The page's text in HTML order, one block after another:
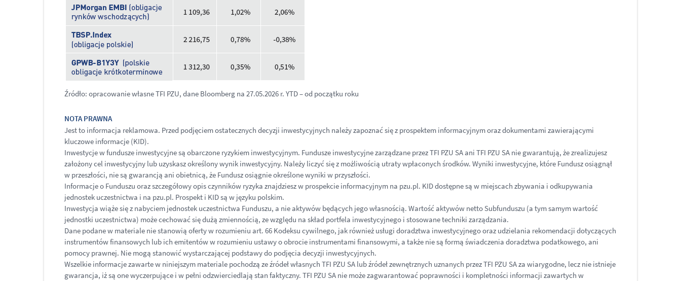
Źródło: opracowanie własne TFI PZU, dane Bloomberg na 27.05.2026 r. YTD – od początku roku
NOTA PRAWNA
Jest to informacja reklamowa. Przed podjęciem ostatecznych decyzji inwestycyjnych należy zapoznać się z prospektem informacyjnym oraz dokumentami zawierającymi
kluczowe informacje (KID).
Inwestycje w fundusze inwestycyjne są obarczone ryzykiem inwestycyjnym. Fundusze inwestycyjne zarządzane przez TFI PZU SA ani TFI PZU SA nie gwarantują, że zrealizujesz
założony cel inwestycyjny lub uzyskasz określony wynik inwestycyjny. Należy liczyć się z możliwością utraty wpłaconych środków. Wyniki inwestycyjne, które Fundusz osiągnął
w przeszłości, nie są gwarancją ani obietnicą, że Fundusz osiągnie określone wyniki w przyszłości.
Informacje o Funduszu oraz szczegółowy opis czynników ryzyka znajdziesz w prospekcie informacyjnym na pzu.pl. KID dostępne są w miejscach zbywania i odkupywania
jednostek uczestnictwa i na pzu.pl. Prospekt i KID są w języku polskim.
Inwestycja wiąże się z nabyciem jednostek uczestnictwa Funduszu, a nie aktywów będących jego własnością. Wartość aktywów netto Subfunduszu (a tym samym wartość
jednostki uczestnictwa) może cechować się dużą zmiennością, ze względu na skład portfela inwestycyjnego i stosowane techniki zarządzania.
Dane podane w materiale nie stanowią oferty w rozumieniu art. 66 Kodeksu cywilnego, jak również usługi doradztwa inwestycyjnego oraz udzielania rekomendacji dotyczących
instrumentów finansowych lub ich emitentów w rozumieniu ustawy o obrocie instrumentami finansowymi, a także nie są formą świadczenia doradztwa podatkowego, ani
pomocy prawnej. Nie mogą stanowić wystarczającej podstawy do podjęcia decyzji inwestycyjnych.
Wszelkie informacje zawarte w niniejszym materiale pochodzą ze źródeł własnych TFI PZU SA lub źródeł zewnętrznych uznanych przez TFI PZU SA za wiarygodne, lecz nie istnieje
gwarancja, iż są one wyczerpujące i w pełni odzwierciedlają stan faktyczny. TFI PZU SA nie może zagwarantować poprawności i kompletności informacji zawartych w